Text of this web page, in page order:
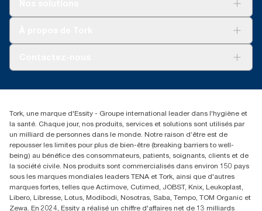
01 85 07 92 00
Tork, une marque d'Essity - Groupe international leader dans l'hygiène et
la santé. Chaque jour, nos produits, services et solutions sont utilisés par
un milliard de personnes dans le monde. Notre raison d’être est de
repousser les limites pour plus de bien-être (breaking barriers to well-
being) au bénéfice des consommateurs, patients, soignants, clients et de
la société civile. Nos produits sont commercialisés dans environ 150 pays
sous les marques mondiales leaders TENA et Tork, ainsi que d'autres
marques fortes, telles que Actimove, Cutimed, JOBST, Knix, Leukoplast,
Libero, Libresse, Lotus, Modibodi, Nosotras, Saba, Tempo, TOM Organic et
Zewa. En 2024, Essity a réalisé un chiffre d'affaires net de 13 milliards